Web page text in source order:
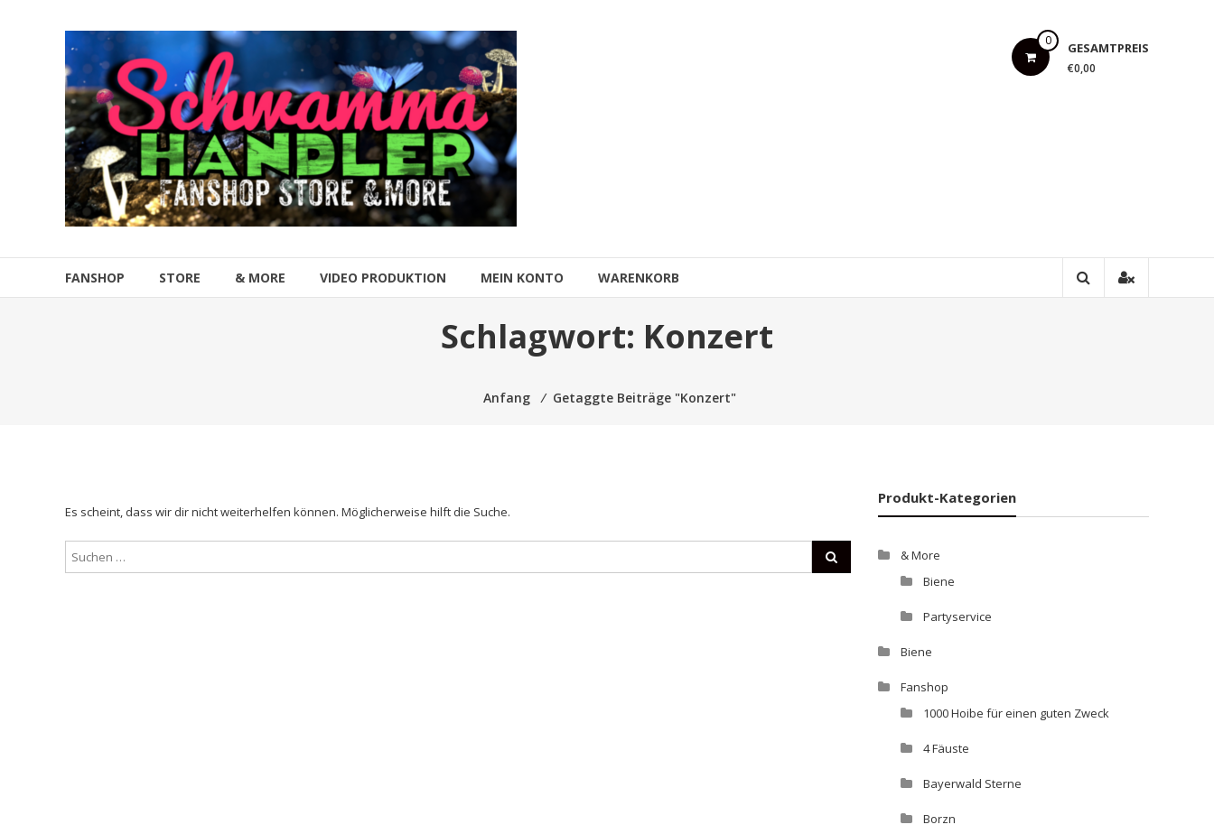
Schwammahandler
Fanshop
Store
&
more
0 GESAMTPREIS
€0,00
FANSHOP STORE & MORE VIDEO PRODUKTION MEIN KONTO WARENKORB
Schlagwort: Konzert
Anfang ⁄ Getaggte Beiträge "Konzert"
Es scheint, dass wir dir nicht weiterhelfen können. Möglicherweise hilft die Suche.
Produkt-Kategorien
& More
Biene
Partyservice
Biene
Fanshop
1000 Hoibe für einen guten Zweck
4 Fäuste
Bayerwald Sterne
Borzn